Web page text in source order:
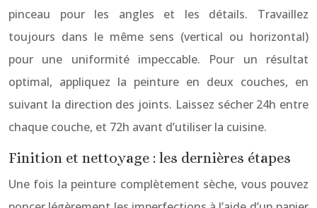
pinceau pour les angles et les détails. Travaillez
toujours dans le même sens (vertical ou horizontal)
pour une uniformité impeccable. Pour un résultat
optimal, appliquez la peinture en deux couches, en
suivant la direction des joints. Laissez sécher 24h entre
chaque couche, et 72h avant d’utiliser la cuisine.
Finition et nettoyage : les dernières étapes
Une fois la peinture complètement sèche, vous pouvez